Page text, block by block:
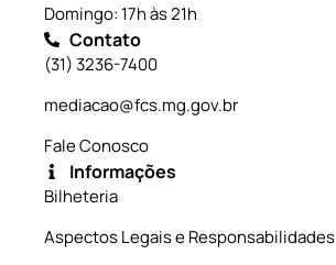
Domingo: 17h às 21h
Contato
(31) 3236-7400
mediacao@fcs.mg.gov.br
Fale Conosco
Informações
Bilheteria
Aspectos Legais e Responsabilidades